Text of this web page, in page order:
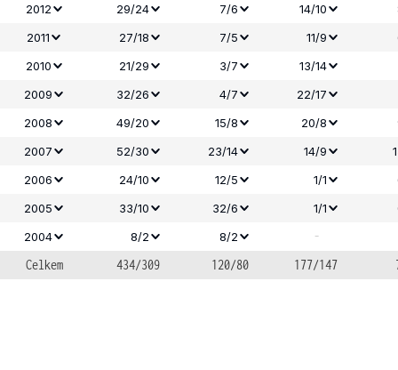
2012
29/24 7/6 14/10
2011
27/18 7/5 11/9
2010
21/29 3/7 13/14
2009
32/26 4/7
22/17
2008
49/20 15/8 20/8
2007
52/30 23/14 14/9
2006
24/10 12/5 1/1
2005
33/10 32/6 1/1
2004
8/2 8/2
-
Celkem
434/309 120/80 177/147